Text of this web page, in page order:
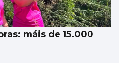
máis de 15.000